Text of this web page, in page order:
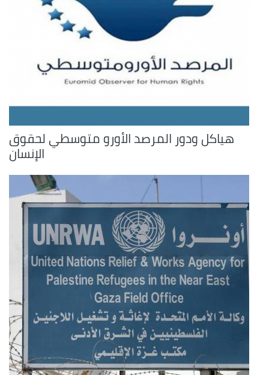
هياكل ودور المرصد الأورو متوسطي لحقوق
الإنسان